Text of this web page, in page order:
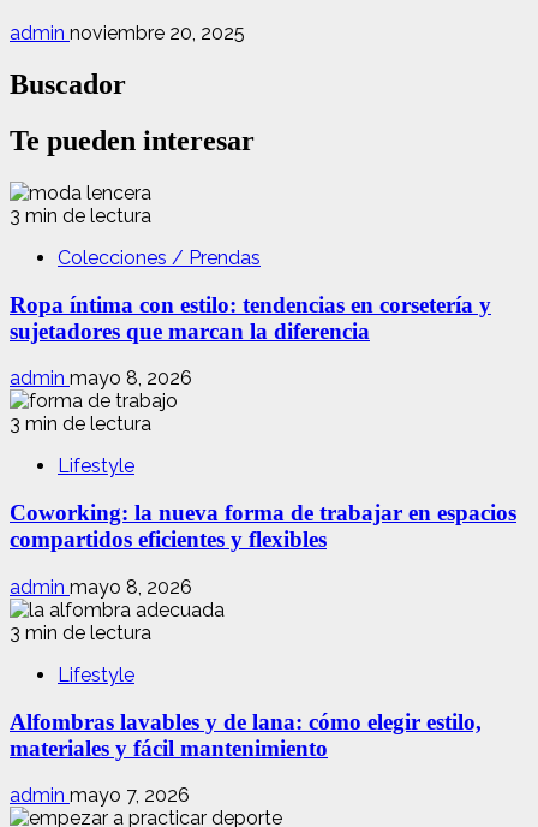
admin noviembre 20, 2025
Buscador
Te pueden interesar
3 min de lectura
Colecciones / Prendas
Ropa íntima con estilo: tendencias en corsetería y
sujetadores que marcan la diferencia
admin mayo 8, 2026
3 min de lectura
Lifestyle
Coworking: la nueva forma de trabajar en espacios
compartidos eficientes y flexibles
admin mayo 8, 2026
3 min de lectura
Lifestyle
Alfombras lavables y de lana: cómo elegir estilo,
materiales y fácil mantenimiento
admin mayo 7, 2026